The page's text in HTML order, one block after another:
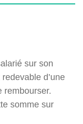
sur son
d’une
rembourser.
somme sur